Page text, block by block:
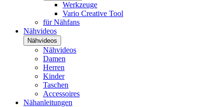
Werkzeuge
Vario Creative Tool
für Nähfans
Nähvideos
Nähvideos
Nähvideos
Damen
Herren
Kinder
Taschen
Accessoires
Nähanleitungen